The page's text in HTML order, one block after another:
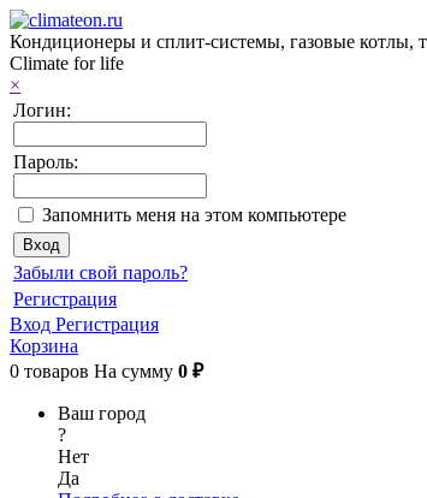
Кондиционеры и сплит-системы, газовые котлы,
Climate for life
×
Логин:
Пароль:
Запомнить меня на этом компьютере
Забыли свой пароль?
Регистрация
Вход Регистрация
Корзина
0 товаров На сумму 0 ₽
Ваш город
?
Нет
Да